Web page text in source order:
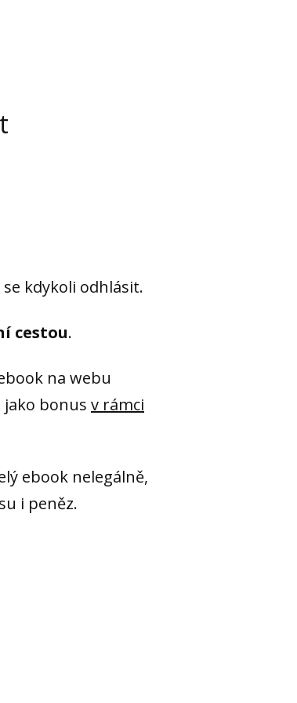
kdykoli odhlásit.
cestou.
na webu
bonus v rámci
ebook nelegálně,
i peněz.